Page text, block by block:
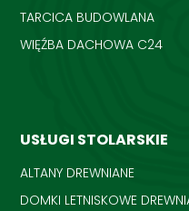
TARCICA BUDOWLANA
WIĘŹBA DACHOWA C24
USŁUGI STOLARSKIE
ALTANY DREWNIANE
DOMKI LETNISKOWE